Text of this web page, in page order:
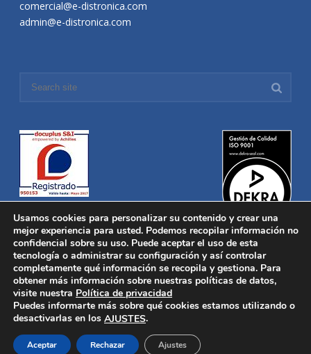
comercial@e-distronica.com
admin@e-distronica.com
Distronica © 2016 Todos los derechos reservados.Aviso legal
Política de privacidad|Política de Cookies
Desarrollado porNucleosoft
Inicio
Quiénes Somos
Distribución
Usamos cookies para personalizar su contenido y crear una
mejor experiencia para usted. Podemos recopilar información no
confidencial sobre su uso. Puede aceptar el uso de esta
tecnología o administrar su configuración y así controlar
completamente qué información se recopila y gestiona. Para
obtener más información sobre nuestras políticas de datos,
visite nuestra Política de privacidad
Puedes informarte más sobre qué cookies estamos utilizando o
desactivarlas en los AJUSTES.
Aceptar Rechazar Ajustes